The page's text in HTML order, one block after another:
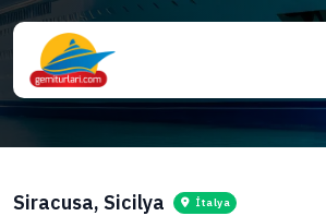
Siracusa, Sicilya İtalya